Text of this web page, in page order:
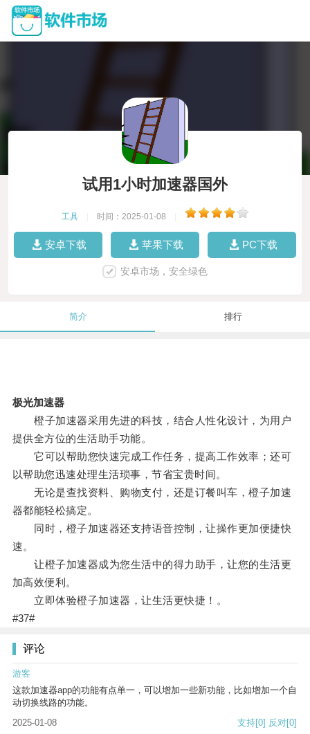
试用1小时加速器国外
工具 时间：2025-01-08
安卓下载 苹果下载 PC下载
安卓市场，安全绿色
简介 排行
极光加速器
橙子加速器采用先进的科技，结合人性化设计，为用户
提供全方位的生活助手功能。
它可以帮助您快速完成工作任务，提高工作效率；还可
以帮助您迅速处理生活琐事，节省宝贵时间。
无论是查找资料、购物支付，还是订餐叫车，橙子加速
器都能轻松搞定。
同时，橙子加速器还支持语音控制，让操作更加便捷快
速。
让橙子加速器成为您生活中的得力助手，让您的生活更
加高效便利。
立即体验橙子加速器，让生活更快捷！。
#37#
评论
游客
这款加速器app的功能有点单一，可以增加一些新功能，比如增加一个自
动切换线路的功能。
2025-01-08
支持[0] 反对[0]